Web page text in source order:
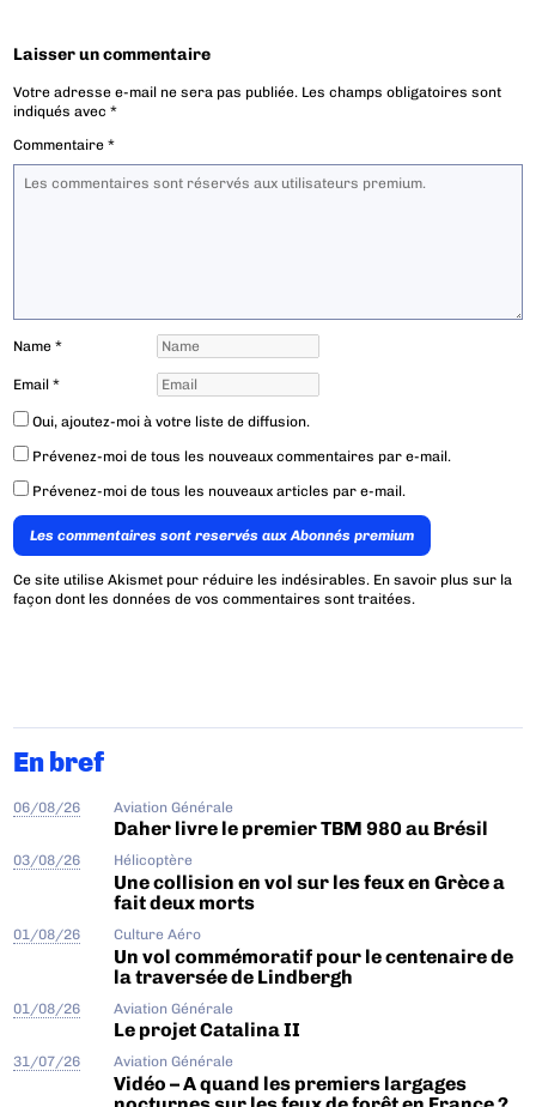
Laisser un commentaire
Votre adresse e-mail ne sera pas publiée. Les champs obligatoires sont
indiqués avec*
Commentaire*
Name*
Email*
Oui, ajoutez-moi à votre liste de diffusion.
Prévenez-moi de tous les nouveaux commentaires par e-mail.
Prévenez-moi de tous les nouveaux articles par e-mail.
Les commentaires sont reservés aux Abonnés premium
Ce site utilise Akismet pour réduire les indésirables. En savoir plus sur la
façon dont les données de vos commentaires sont traitées.
En bref
06/08/26 Aviation Générale
Daher livre le premier TBM 980 au Brésil
03/08/26 Hélicoptère
Une collision en vol sur les feux en Grèce a
fait deux morts
01/08/26 Culture Aéro
Un vol commémoratif pour le centenaire de
la traversée de Lindbergh
01/08/26 Aviation Générale
Le projet Catalina II
31/07/26 Aviation Générale
Vidéo – A quand les premiers largages